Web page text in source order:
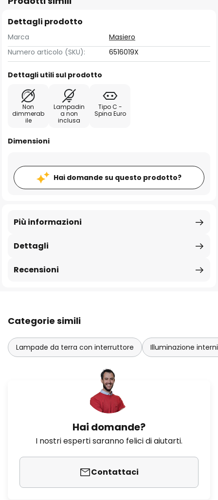
Dettagli prodotto
Marca
Masiero
Numero articolo (SKU):
6516019X
Dettagli utili sul prodotto
Non
dimmerab
ile
Lampadin
a non
inclusa
Tipo C -
Spina Euro
Dimensioni
Hai domande su questo prodotto?
Dettagli
Più informazioni
Recensioni
Categorie simili
Lampade da terra con interruttore Illuminazione
Hai domande?
I nostri esperti saranno felici di aiutarti.
Contattaci